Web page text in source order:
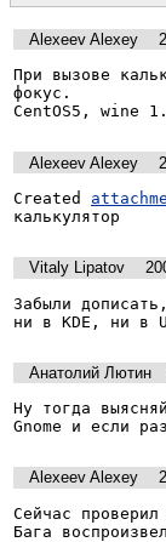
Alexeev Alexey
При вызове
фокус.
CentOS5, wine
Alexeev Alexey
Created
калькулятор
Vitaly Lipatov
Забыли
ни в KDE, ни в
Анатолий Лютин
Ну тогда
Gnome и если
Alexeev Alexey
Сейчас
Бага